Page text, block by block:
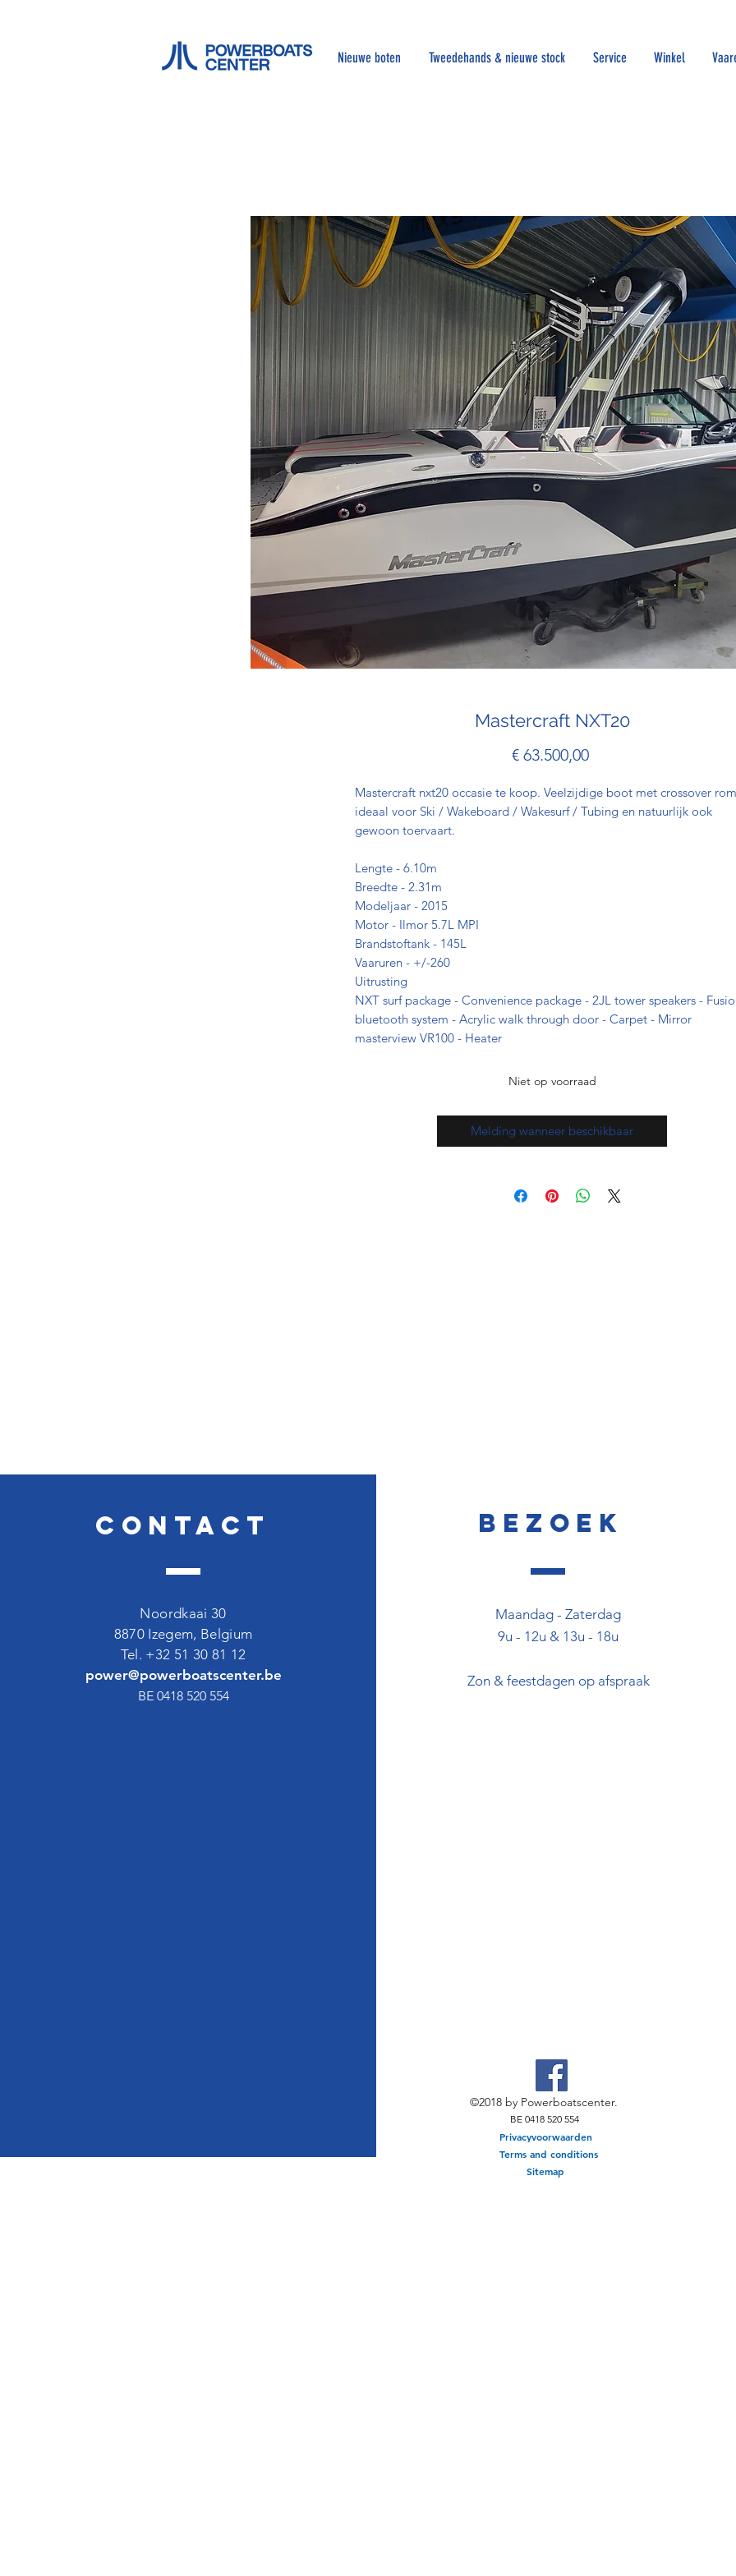
Nieuwe boten Tweedehands & nieuwe stock Service Winkel
Mastercraft NXT20
€ 63.500,00Prijs
Mastercraft nxt20 occasie te koop. Veelzijdige boot met crossover
ideaal voor Ski / Wakeboard / Wakesurf / Tubing en natuurlijk ook
gewoon toervaart.
Lengte - 6.10m
Breedte - 2.31m
Modeljaar - 2015
Motor - Ilmor 5.7L MPI
Brandstoftank - 145L
Vaaruren - +/-260
Uitrusting
NXT surf package - Convenience package - 2JL tower speakers -
bluetooth system - Acrylic walk through door - Carpet - Mirror
masterview VR100 - Heater
Niet op voorraad
Melding wanneer beschikbaar
Contact
Noordkaai 30
8870 Izegem, Belgium
Tel. +32 51 30 81 12
power@powerboatscenter.be
BE 0418 520 554
Bezoek
Maandag - Zaterdag
9u - 12u & 13u - 18u
Zon & feestdagen op afspraak
©2018 by Powerboatscenter.
BE 0418 520 554
Privacyvoorwaarden
Terms and conditions
Sitemap